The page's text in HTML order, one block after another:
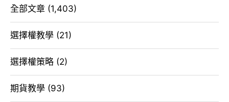
全部文章 (1,403)
選擇權教學 (21)
選擇權策略 (2)
期貨教學 (93)